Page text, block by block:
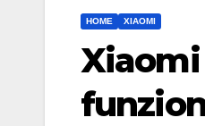
HOME XIAOMI